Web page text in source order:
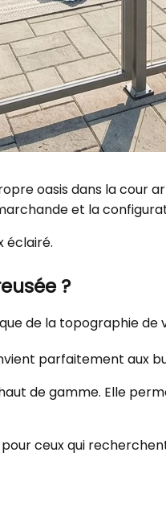
oasis dans la cour
et la
éclairé.
?
de la topographie de
parfaitement aux
de gamme. Elle
ceux qui